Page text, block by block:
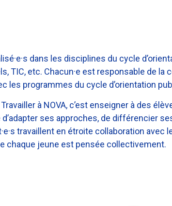
dans les disciplines du cycle
TIC, etc. Chacun·e est responsable de
les programmes du cycle d’orientation
à NOVA, c’est enseigner à des
ses approches, de différencier
travaillent en étroite collaboration avec
chaque jeune est pensée collectivement.